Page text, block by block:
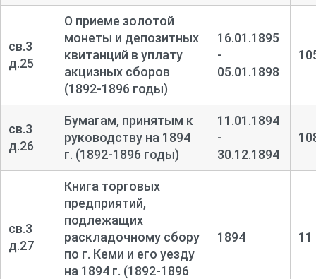
св.3
д.25
О приеме золотой
монеты и депозитных
квитанций в уплату
акцизных сборов
(1892-1896 годы)
16.01.1895
-
05.01.1898
св.3
д.26
Бумагам, принятым к
руководству на 1894
г. (1892-1896 годы)
11.01.1894
-
30.12.1894
св.3
д.27
Книга торговых
предприятий,
подлежащих
раскладочному сбору
по г. Кеми и его уезду
на 1894 г. (1892-1896
1894 11